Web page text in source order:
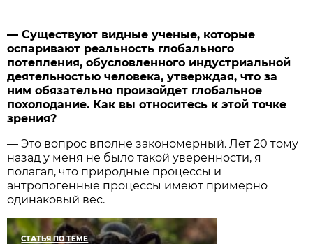
— Существуют видные ученые, которые
оспаривают реальность глобального
потепления, обусловленного индустриальной
деятельностью человека, утверждая, что за
ним обязательно произойдет глобальное
похолодание. Как вы относитесь к этой точке
зрения?
— Это вопрос вполне закономерный. Лет 20 тому
назад у меня не было такой уверенности, я
полагал, что природные процессы и
антропогенные процессы имеют примерно
одинаковый вес.
СТАТЬЯ ПО ТЕМЕ